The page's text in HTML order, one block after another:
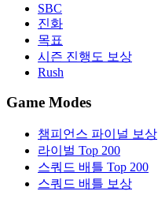
SBC
진화
목표
시즌 진행도 보상
Rush
Game Modes
챔피언스 파이널 보상
라이벌 Top 200
스쿼드 배틀 Top 200
스쿼드 배틀 보상